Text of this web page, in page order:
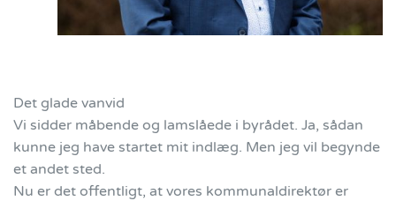
Det glade vanvid
Vi sidder måbende og lamslåede i byrådet. Ja, sådan
kunne jeg have startet mit indlæg. Men jeg vil begynde
et andet sted.
Nu er det offentligt, at vores kommunaldirektør er